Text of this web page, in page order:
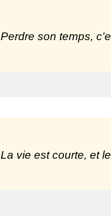
Perdre son temps,
La vie est courte, et